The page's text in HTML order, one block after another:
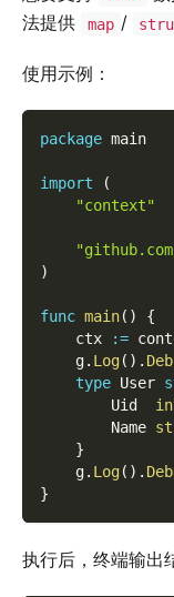
法提供
map /
使用示例：
package main
import
(
"context"
)
func main( )
{
    ctx
:=
    g
. Log( ) .
type User
        Uid
        Name
}
    g
. Log( ) .
}
执行后，终端输出